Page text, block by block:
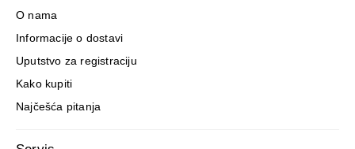
O nama
Informacije o dostavi
Uputstvo za registraciju
Kako kupiti
Najčešća pitanja